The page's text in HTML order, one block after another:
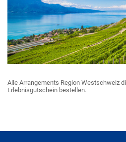
Alle Arrangements Region Westschweiz
Erlebnisgutschein bestellen.